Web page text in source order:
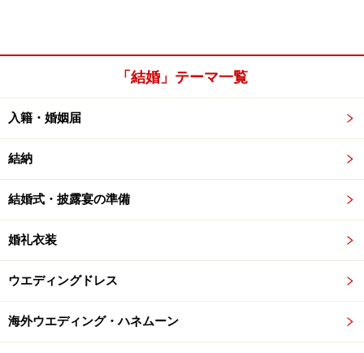
「結婚」テーマ一覧
入籍・婚姻届
結納
結婚式・披露宴の準備
婚礼衣装
ウエディングドレス
海外ウエディング・ハネムーン